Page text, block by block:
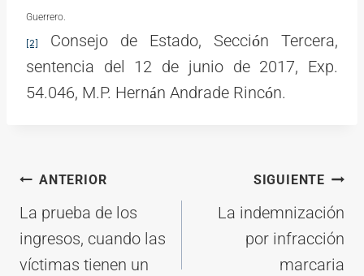
Guerrero.
[2] Consejo de Estado, Sección Tercera,
sentencia del 12 de junio de 2017, Exp.
54.046, M.P. Hernán Andrade Rincón.
Navegación
de
entradas
ANTERIOR
La prueba de los
ingresos, cuando las
víctimas tienen un
SIGUIENTE
La indemnización
por infracción
marcaria